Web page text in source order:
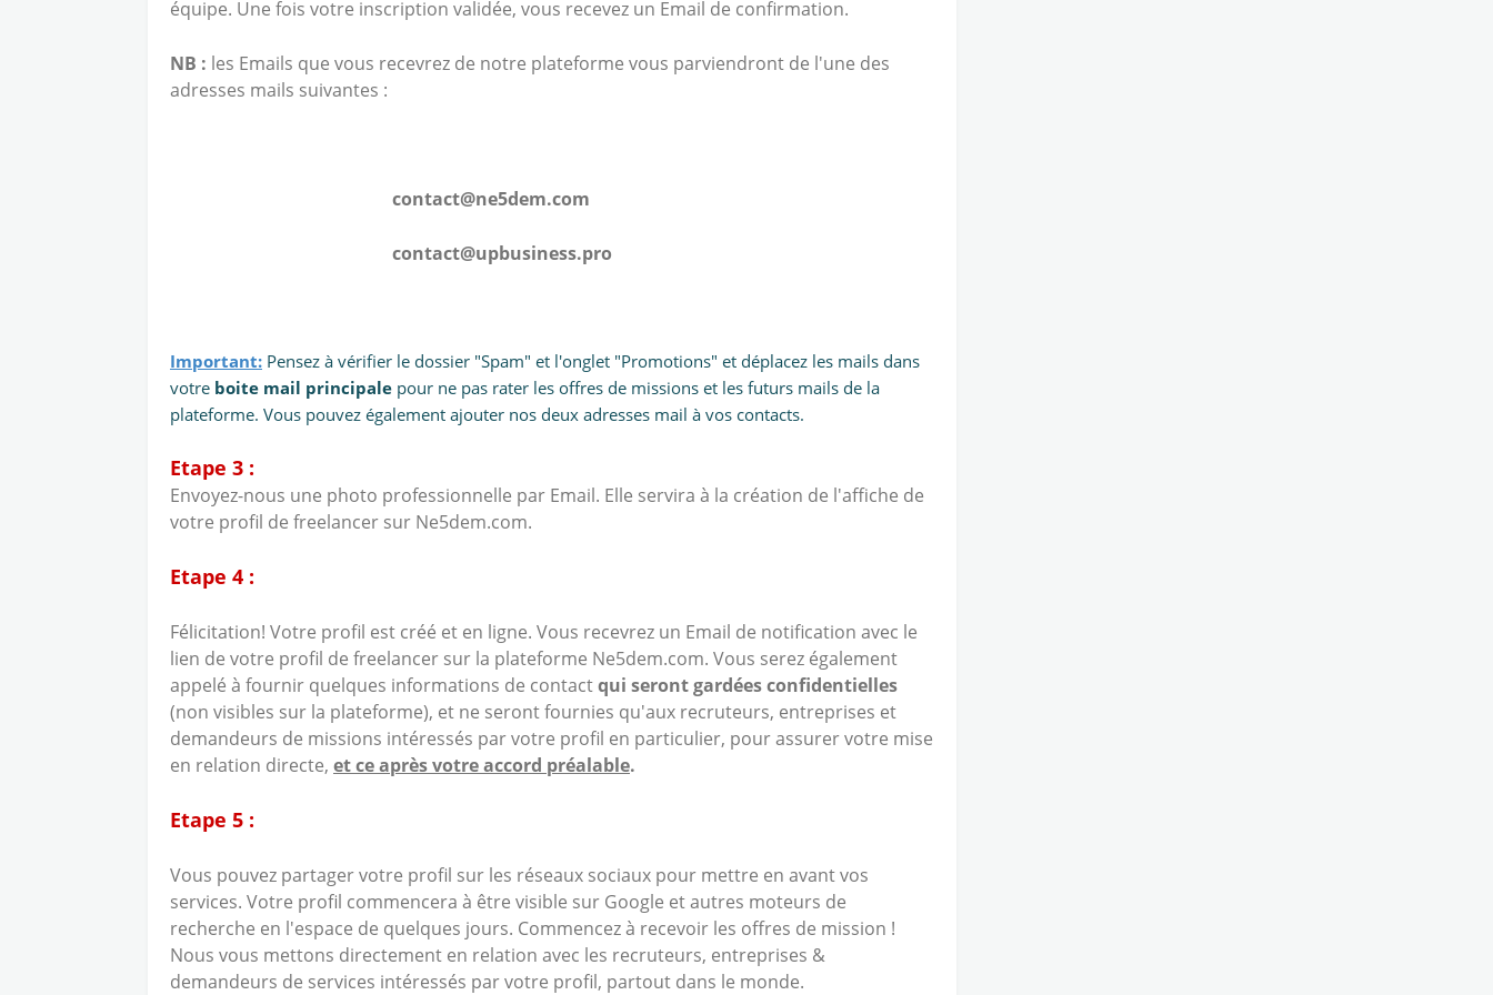
équipe. Une fois votre inscription validée, vous recevez un Email de confirmation.
NB : les Emails que vous recevrez de notre plateforme vous parviendront de l'une des
adresses mails suivantes :
contact@ne5dem.com
contact@upbusiness.pro
Important: Pensez à vérifier le dossier "Spam" et l'onglet "Promotions" et déplacez les mails dans
votre boite mail principale pour ne pas rater les offres de missions et les futurs mails de la
plateforme. Vous pouvez également ajouter nos deux adresses mail à vos contacts.
Etape 3 :
Envoyez-nous une photo professionnelle par Email. Elle servira à la création de l'affiche de
votre profil de freelancer sur Ne5dem.com.
Etape 4 :
Félicitation! Votre profil est créé et en ligne. Vous recevrez un Email de notification avec le
lien de votre profil de freelancer sur la plateforme Ne5dem.com. Vous serez également
appelé à fournir quelques informations de contactqui seront gardées confidentielles
(non visibles sur la plateforme), et ne seront fournies qu'aux recruteurs, entreprises et
demandeurs de missions intéressés par votre profil en particulier, pour assurer votre mise
en relation directe, et ce après votre accord préalable.
Etape 5 :
Vous pouvez partager votre profil sur les réseaux sociaux pour mettre en avant vos
services. Votre profil commencera à être visible sur Google et autres moteurs de
recherche en l'espace de quelques jours. Commencez à recevoir les offres de mission !
Nous vous mettons directement en relation avec les recruteurs, entreprises &
demandeurs de services intéressés par votre profil, partout dans le monde.